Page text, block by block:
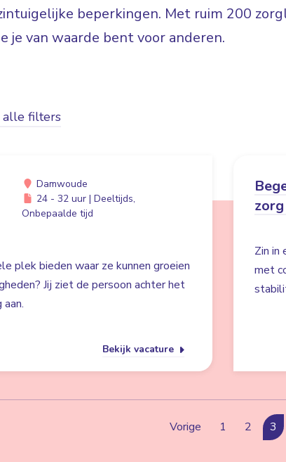
beperkingen. Met ruim 200
je van waarde bent voor anderen.
alle filters
Damwoude
24 - 32 uur | Deeltijds,
Onbepaalde tijd
plek bieden waar ze kunnen groeien
Jij ziet de persoon achter het
Bekijk vacature
Zin in
met
Vorige 1 2 3